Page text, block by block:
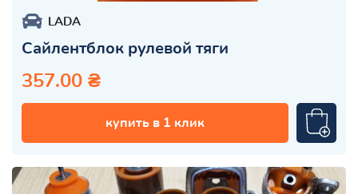
LADA
Сайлентблок рулевой тяги
357.00 ₴
купить в 1 клик